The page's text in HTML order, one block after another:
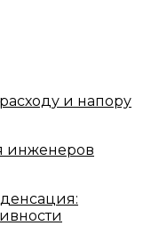
и напору
инженеров